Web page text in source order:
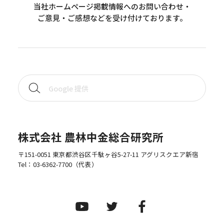
当社ホームページ掲載情報へのお問い合わせ・
ご意見・ご感想などを受け付けております。
株式会社 農林中金総合研究所
〒151-0051 東京都渋谷区千駄ヶ谷5-27-11 アグリスクエア新宿
Tel： 03-6362-7700（代表）